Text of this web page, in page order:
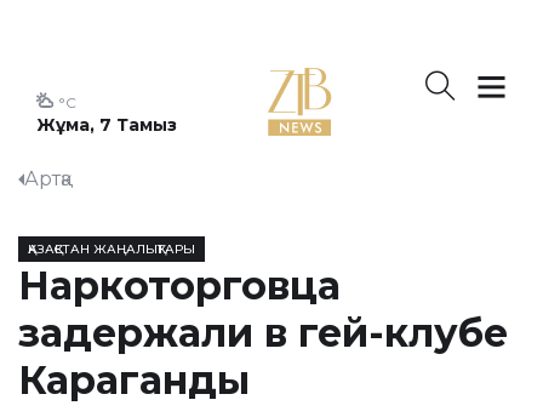
Жұма, 7 Тамыз
°C
Артқа
ҚАЗАҚСТАН ЖАҢАЛЫҚТАРЫ
Наркоторговца
задержали в гей-клубе
Караганды